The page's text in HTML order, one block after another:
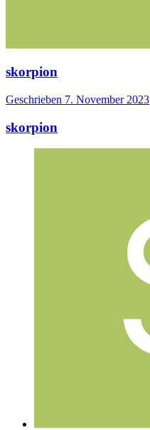
skorpion
Geschrieben 7. November 2023
skorpion